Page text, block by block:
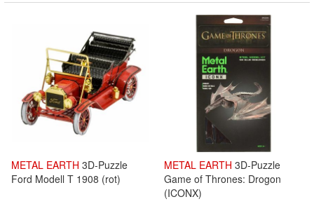
METAL EARTH 3D-Puzzle
Ford Modell T 1908 (rot)
METAL EARTH 3D-Puzzle
Game of Thrones: Drogon
(ICONX)